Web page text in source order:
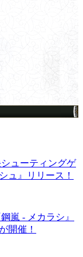
ューティングゲ
ュ』リリース！
嵐 - メカラシ』
開催！